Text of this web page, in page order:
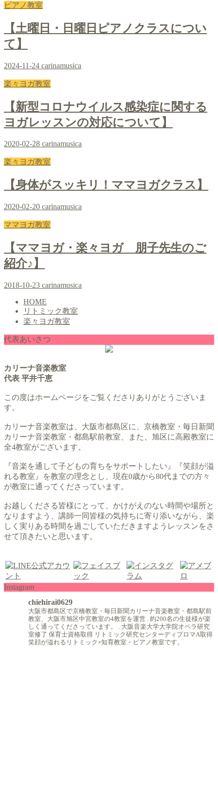
ピアノ教室
【土曜日・日曜日ピアノクラスについ
て】
2024-11-24 carinamusica
楽々ヨガ教室
【新型コロナウイルス感染症に関する
ヨガレッスンの対応について】
2020-02-28 carinamusica
楽々ヨガ教室
【身体がスッキリ！ママヨガクラス】
2020-02-20 carinamusica
ママヨガ教室
【ママヨガ・楽々ヨガ 朋子先生のご
紹介♪】
2018-10-23 carinamusica
HOME
リトミック教室
楽々ヨガ教室
代表あいさつ
カリーナ音楽教室
代表 平井千恵
この度はホームページをご覧くださりありがとうございま
す。
カリーナ音楽教室は、大阪市都島区に、京橋教室・毎日新聞
カリーナ音楽教室・都島駅前教室、また、旭区に高殿教室に
全4教室がございます。
『音楽を通して子どもの育ちをサポートしたい』『笑顔が溢
れる教室』を教室の理念とし、現在0歳から80代までの方々
が教室に通ってくださっています。
お越しくださる皆様にとって、かけがえのない時間や場所と
なりますよう、講師一同皆様の気持ちに寄り添いながら、楽
しく実りある時間を過ごしていただきますようレッスンをさ
せて頂きたいと思います。
Instagram
chiehirai0629
大阪市都島区で京橋教室・毎日新聞カリーナ音楽教室・都島駅前
教室、大阪市旭区中宮教室の4教室を運営 . 約200名の生徒様が楽
しく通ってくださっています。
. 大阪音楽大学大学院オペラ研究
室修了 保育士資格取得 リトミック研究センターディプロマA取得
笑顔が溢れるリトミック×知育教室・ピアノ教室です。